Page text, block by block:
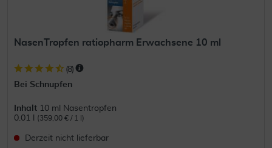
NasenTropfen ratiopharm Erwachsene 10 ml
(8)
Bei Schnupfen
Inhalt 10 ml Nasentropfen
0.01 l
(359,00 € / 1 l)
Derzeit nicht lieferbar